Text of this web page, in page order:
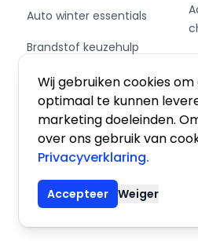
Wij gebruiken cookies
optimaal te kunnen
marketing doeleinden.
over ons gebruik van
Privacyverklaring.
Accepteer Weiger
Comfort
- Boordcomputer
Exterieur
- Buitenspiegels
- Buitenspiegels
verwarmbaar
- Buitenspiegels in
- Bumpers in
- Centrale vergrendeling
Auto winter essentials
Brandstof keuzehulp
Schakel of automaat?
© 2026 De Auto Atlas, Inc.